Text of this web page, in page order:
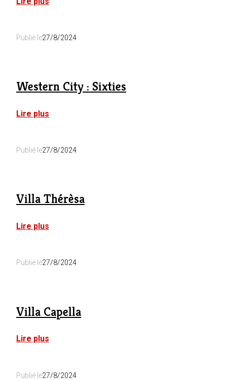
Anne-
Publié le27/8/2024
Western City : Sixties
Lire plus
Sixties
Publié le27/8/2024
Villa Thérèsa
Lire plus
Publié le27/8/2024
Villa Capella
Lire plus
Publié le27/8/2024